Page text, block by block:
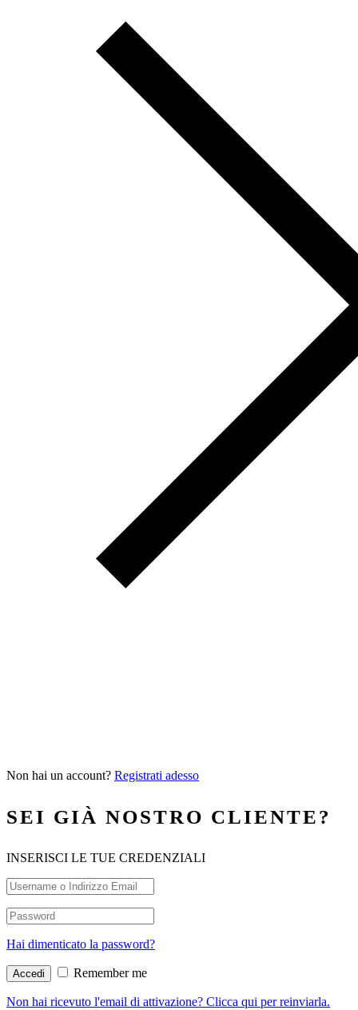
Non hai un account? Registrati adesso
SEI GIÀ NOSTRO CLIENTE?
INSERISCI LE TUE CREDENZIALI
Hai dimenticato la password?
Remember me
Non hai ricevuto l'email di attivazione? Clicca qui per reinviarla.